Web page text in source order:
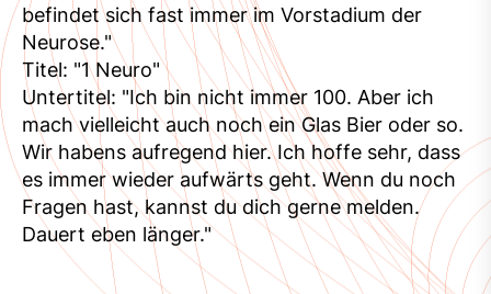
befindet sich fast immer im Vorstadium der
Neurose."
Titel: "1 Neuro"
Untertitel: "Ich bin nicht immer 100. Aber ich
mach vielleicht auch noch ein Glas Bier oder so.
Wir habens aufregend hier. Ich hoffe sehr, dass
es immer wieder aufwärts geht. Wenn du noch
Fragen hast, kannst du dich gerne melden.
Dauert eben länger."